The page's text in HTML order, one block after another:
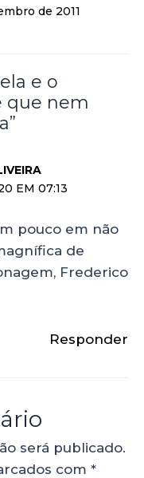
de 2011
e o
que nem
EM 07:13
pouco em não
de
Frederico
Responder
será publicado.
com *